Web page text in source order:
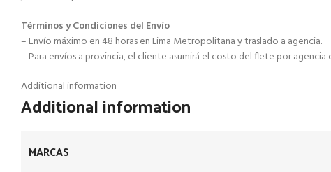
Términos y Condiciones del Envío
– Envío máximo en 48 horas en Lima Metropolitana y traslado a agencia.
– Para envíos a provincia, el cliente asumirá el costo del flete por
Additional information
Additional information
MARCAS